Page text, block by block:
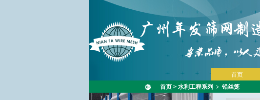
首页
首页 > 水利工程系列 ﹥ 铅丝笼